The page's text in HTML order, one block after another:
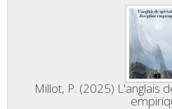
Millot, P. (2025) L'anglais